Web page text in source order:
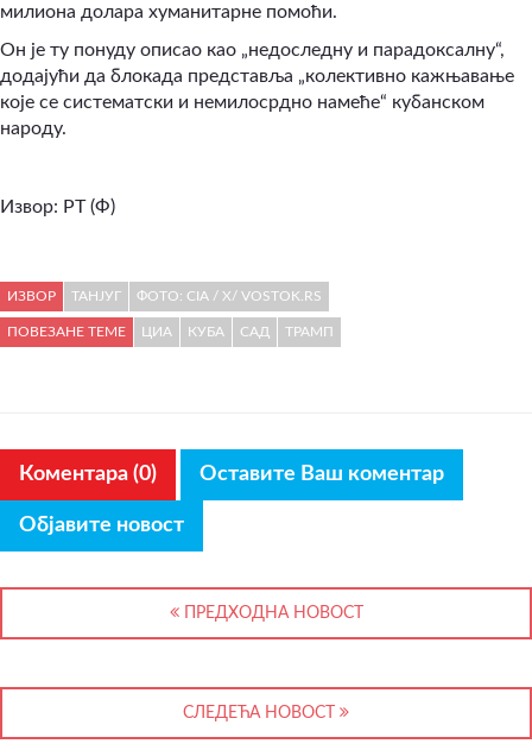
милиона долара хуманитарне помоћи.
Он је ту понуду описао као „недоследну и парадоксалну“,
додајући да блокада представља „колективно кажњавање
које се систематски и немилосрдно намеће“ кубанском
народу.
Извор: РТ (Ф)
ИЗВОР ТАНЈУГ ФОТО: CIA / X/ VOSTOK.RS
ПОВЕЗАНЕ ТЕМЕ ЦИА КУБА САД ТРАМП
Коментара (0) Оставите Ваш коментар
Објавите новост
ПРЕДХОДНА НОВОСТ
СЛЕДЕЋА НОВОСТ